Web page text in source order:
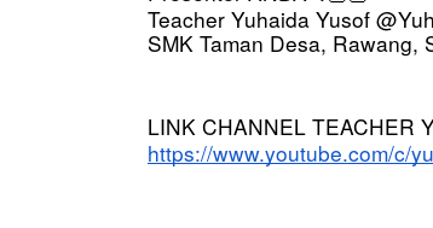
Teacher Yuhaida Yusof
SMK Taman Desa, Rawang,
LINK CHANNEL TEACHER
https://www.youtube.com/c/